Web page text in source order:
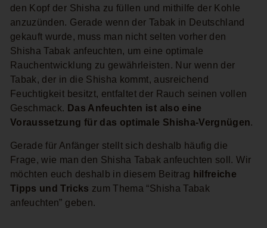
den Kopf der Shisha zu füllen und mithilfe der Kohle
anzuzünden. Gerade wenn der Tabak in Deutschland
gekauft wurde, muss man nicht selten vorher den
Shisha Tabak anfeuchten, um eine optimale
Rauchentwicklung zu gewährleisten. Nur wenn der
Tabak, der in die Shisha kommt, ausreichend
Feuchtigkeit besitzt, entfaltet der Rauch seinen vollen
Geschmack. Das Anfeuchten ist also eine
Voraussetzung für das optimale Shisha-Vergnügen.
Gerade für Anfänger stellt sich deshalb häufig die
Frage, wie man den Shisha Tabak anfeuchten soll. Wir
möchten euch deshalb in diesem Beitrag hilfreiche
Tipps und Tricks zum Thema “Shisha Tabak
anfeuchten” geben.